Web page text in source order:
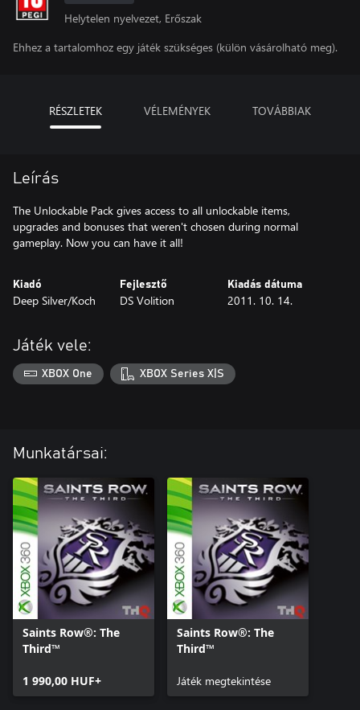
Helytelen nyelvezet, Erőszak
Ehhez a tartalomhoz egy játék szükséges (külön vásárolható meg).
RÉSZLETEK VÉLEMÉNYEK TOVÁBBIAK
Leírás
The Unlockable Pack gives access to all unlockable items,
upgrades and bonuses that weren't chosen during normal
gameplay. Now you can have it all!
Kiadó
Deep Silver/Koch
Fejlesztő
DS Volition
Kiadás dátuma
2011. 10. 14.
Játék vele:
XBOX One XBOX Series X|S
Munkatársai:
Saints Row®: The
Third™
1 990,00 HUF+
Saints Row®: The
Third™
Játék megtekintése